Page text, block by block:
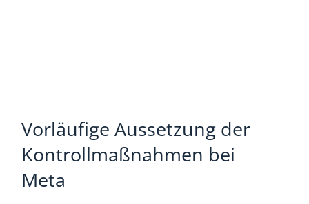
Vorläufige Aussetzung der
Kontrollmaßnahmen bei
Meta